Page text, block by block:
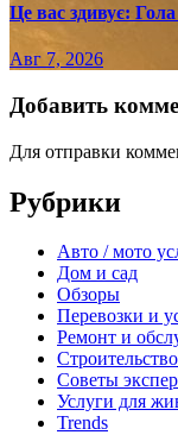
Це вас здивує:
Авг 7, 2026
Добавить
Для отправки
Рубрики
Авто / мото
Дом и сад
Обзоры
Перевозки и
Ремонт и
Советы
Услуги для
Trends